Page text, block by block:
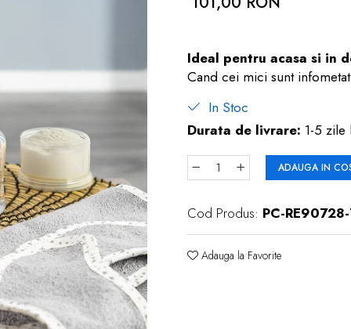
Ideal pentru acasa si in
Cand cei mici sunt
In Stoc
Durata de livrare: 1-5 zile
ADAUGA IN
Cod Produs: PC-
Adauga la Favorite